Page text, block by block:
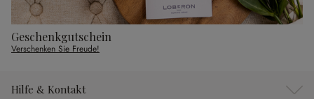
Geschenkgutschein
Verschenken Sie Freude!
Hilfe & Kontakt